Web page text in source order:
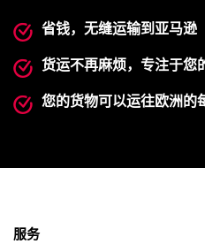
省钱，无缝运输到亚马逊
货运不再麻烦，专注于您
您的货物可以运往欧洲的
服务